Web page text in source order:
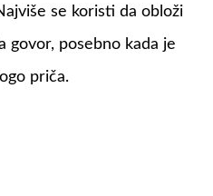
se koristi da obloži
govor, posebno kada je
priča.